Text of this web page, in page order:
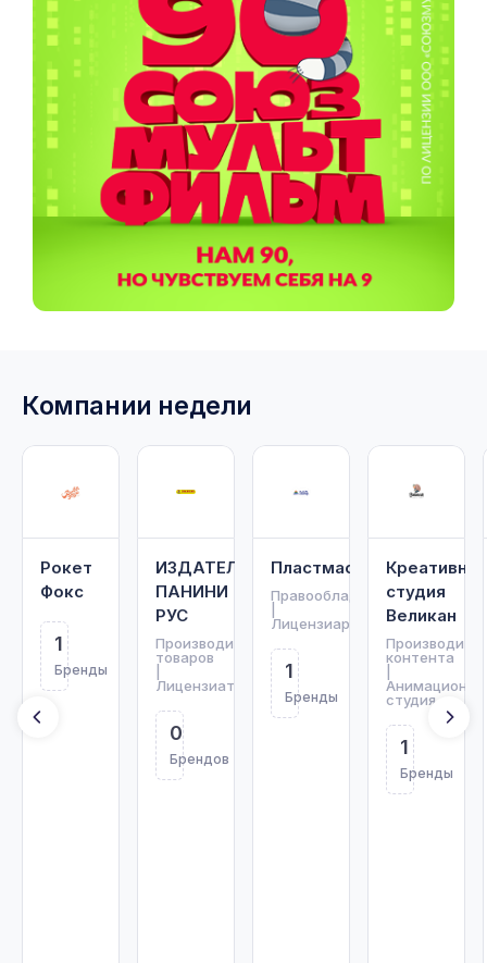
Компании недели
Рокет
Фокс
1
Бренды
ИЗДАТЕЛЬСТВО
ПАНИНИ
РУС
Производитель
товаров
Лицензиат
0
Брендов
Пластмастер
Правообладатель
Лицензиар
1
Бренды
Креативная
студия
Великан
контента
студия
1
Бренды